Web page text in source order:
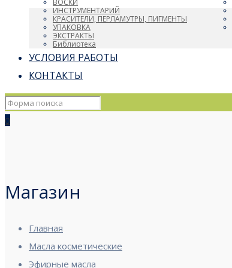
ВОСКИ
ИНСТРУМЕНТАРИЙ
КРАСИТЕЛИ, ПЕРЛАМУТРЫ, ПИГМЕНТЫ
УПАКОВКА
ЭКСТРАКТЫ
Библиотека
УСЛОВИЯ РАБОТЫ
КОНТАКТЫ
0
Магазин
Главная
Масла косметические
Эфирные масла